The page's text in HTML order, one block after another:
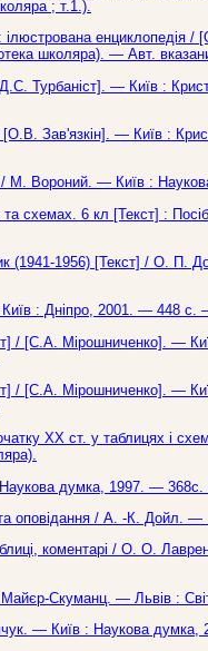
; т.1.).
ілюстрована
школяра). — Авт.
Турбаніст]. — Київ :
/ [О.В. Зав'язкін]. — Київ :
/ М. Вороний. — Київ :
та схемах. 6 кл [Текст] :
(1941-1956) [Текст] / О. П.
: Дніпро, 2001. — 448 с.
/ [С.А. Мірошниченко]. —
/ [С.А. Мірошниченко]. —
ХХ ст. у таблицях і
думка, 1997. — 368с.
оповідання / А. -К. Дойл.
коментарі / О. О.
Скуманц. — Львів :
— Київ : Наукова